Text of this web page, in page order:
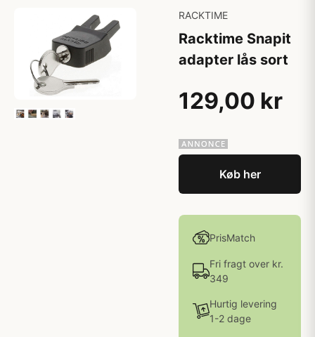
RACKTIME
Racktime Snapit
adapter lås sort
129,00 kr
Køb her
PrisMatch
Fri fragt over kr.
349
Hurtig levering
1-2 dage